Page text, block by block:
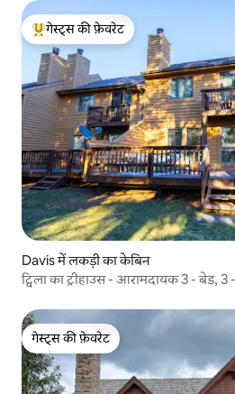
गेस्ट्स का टॉप फ़ेवरेट
गेस्ट्स की फ़ेवरेट
Davis में लकड़ी का केबिन
ट्विला का ट्रीहाउस - आरामदायक 3 - बेड,
गेस्ट्स की फ़ेवरेट
गेस्ट्स की फ़ेवरेट